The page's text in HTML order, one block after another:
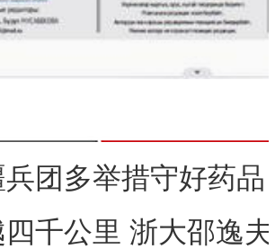
兵团多举措守好药品
线
四千公里 浙大邵逸夫